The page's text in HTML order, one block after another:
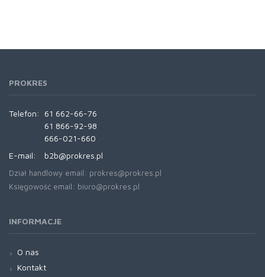
PROKRES
Telefon:
61 662-66-76
61 866-92-98
666-021-660
E-mail:
b2b@prokres.pl
Dział handlowy email: prokres@prokres.pl
Księgowość email: biuro@prokres.pl
INFORMACJE
O nas
Kontakt